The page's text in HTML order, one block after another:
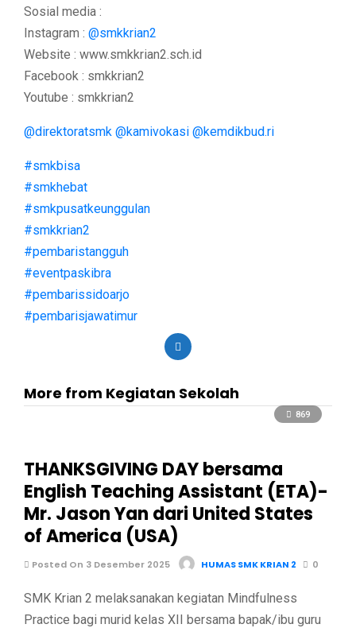
Sosial media :
Instagram : @smkkrian2
Website : www.smkkrian2.sch.id
Facebook : smkkrian2
Youtube : smkkrian2
@direktoratsmk @kamivokasi @kemdikbud.ri
#smkbisa
#smkhebat
#smkpusatkeunggulan
#smkkrian2
#pembaristangguh
#eventpaskibra
#pembarissidoarjo
#pembarisjawatimur
More from Kegiatan Sekolah
869
THANKSGIVING DAY bersama
English Teaching Assistant (ETA)-
Mr. Jason Yan dari United States
of America (USA)
Posted On 3 Desember 2025 HUMAS SMK KRIAN 2 0
SMK Krian 2 melaksanakan kegiatan Mindfulness
Practice bagi murid kelas XII bersama bapak/ibu guru